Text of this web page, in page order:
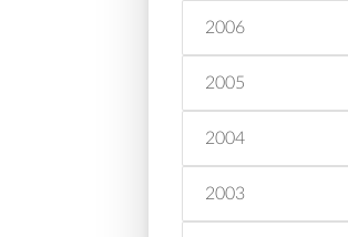
2006
2005
2004
2003